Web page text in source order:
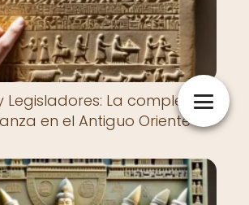
Legisladores: La compleja
en el Antiguo Oriente